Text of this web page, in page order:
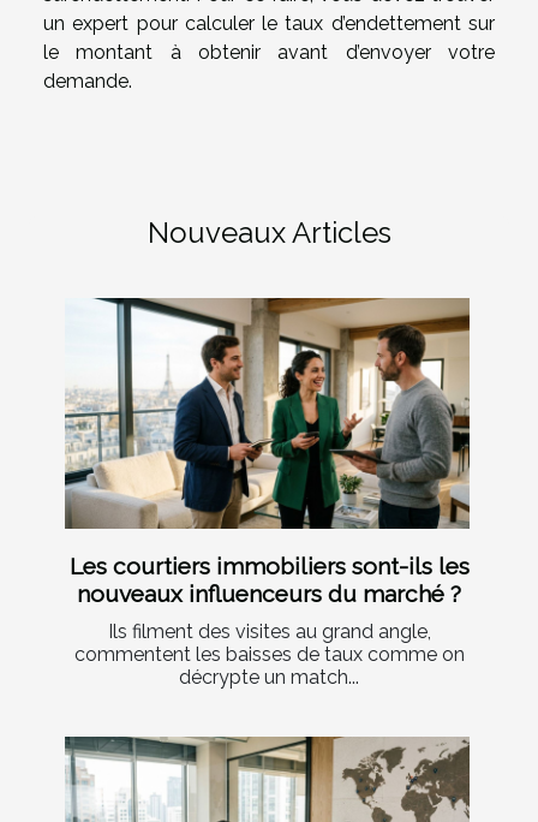
un expert pour calculer le taux d’endettement sur
le montant à obtenir avant d’envoyer votre
demande.
Nouveaux Articles
Les courtiers immobiliers sont-ils les
nouveaux influenceurs du marché ?
Ils filment des visites au grand angle,
commentent les baisses de taux comme on
décrypte un match...